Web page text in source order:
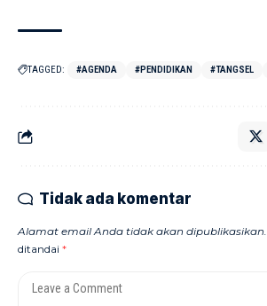
TAGGED: #AGENDA #PENDIDIKAN #TANGSEL
Tidak ada komentar
Alamat email Anda tidak akan dipublikasikan.
ditandai *